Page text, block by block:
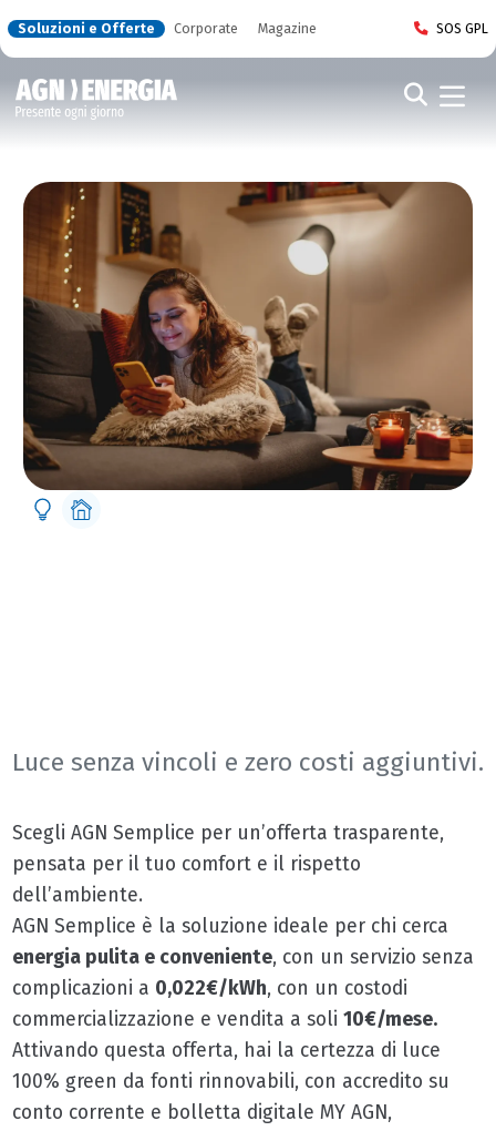
Soluzioni e Offerte Corporate Magazine SOS GPL
Luce senza vincoli e zero costi aggiuntivi.
Scegli AGN Semplice per un’offerta trasparente,
pensata per il tuo comfort e il rispetto
dell’ambiente.
AGN Semplice è la soluzione ideale per chi cerca
energia pulita e conveniente, con un servizio senza
complicazioni a 0,022€/kWh, con un costodi
commercializzazione e vendita a soli 10€/mese.
Attivando questa offerta, hai la certezza di luce
100% green da fonti rinnovabili, con accredito su
conto corrente e bolletta digitale MY AGN,